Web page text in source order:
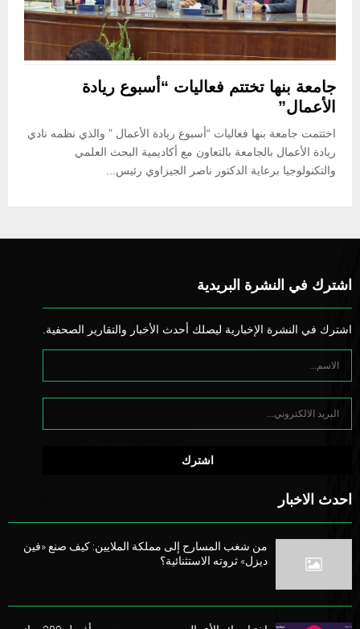
جامعة بنها تختتم فعاليات “أسبوع ريادة
الأعمال”
اختتمت جامعة بنها فعاليات “أسبوع ريادة الأعمال ” والذي نظمه نادي
ريادة الأعمال بالجامعة بالتعاون مع أكاديمية البحث العلمي
والتكنولوجيا برعاية الدكتور ناصر الجيزاوي رئيس...
اشترك في النشرة البريدية
اشترك في النشرة الإخبارية ليصلك أحدث الأخبار والتقارير الصحفية.
احدث الاخبار
من شغب المسارح إلى مملكة الملايين: كيف صنع «فين
ديزل» ثروته الاستثنائية؟